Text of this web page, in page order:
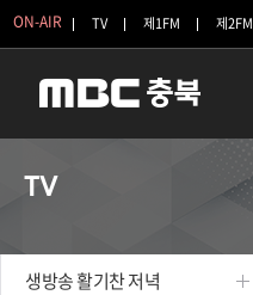
ON-AIR TV 제1FM 제2FM
TV
생방송 활기찬 저녁